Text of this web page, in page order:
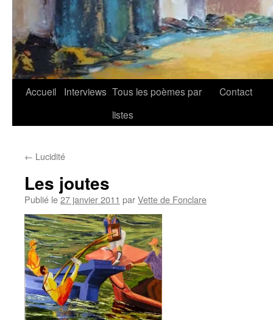
Accueil Interviews Tous les poèmes par
listes
Contact
← Lucidité
Les joutes
Publié le27 janvier 2011 parVette de Fonclare